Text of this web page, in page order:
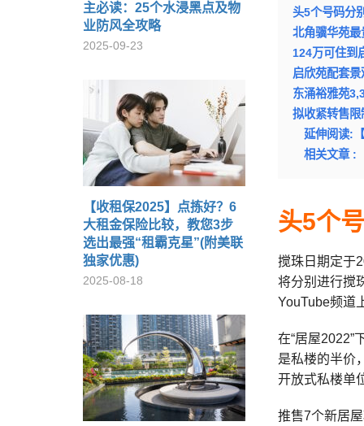
主必读：25个水浸黑点及物
业防风全攻略
2025-09-23
【收租保2025】点拣好？6
大租金保险比较，教您3步
选出最强“租霸克星”(附美联
独家优惠)
2025-08-18
头5个号码分
北角骥华苑
124万可住到
启欣苑配套
东涌裕雅苑
拟收紧转售限
延伸阅读:
相关文章 :
头5个
搅珠日期定于
将分别进行搅
YouTube频道
在“居屋2022”
是私楼的半价
开放式私楼单
推售7个新居